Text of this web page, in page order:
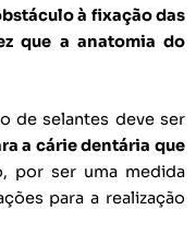
à fixação das
que a anatomia do
de selantes deve ser
a cárie dentária que
por ser uma medida
para a realização